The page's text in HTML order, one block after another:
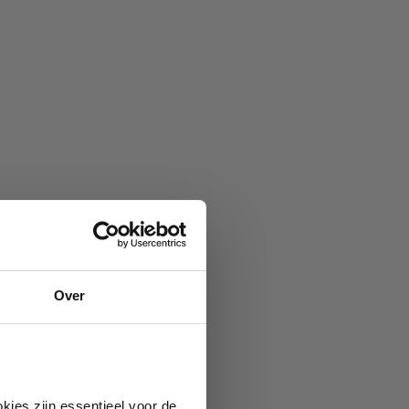
Over
zijn essentieel voor de